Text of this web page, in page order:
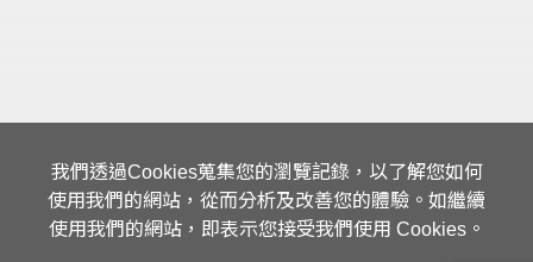
我們透過Cookies蒐集您的瀏覽記錄，以了解您如何
使用我們的網站，從而分析及改善您的體驗。如繼續
使用我們的網站，即表示您接受我們使用 Cookies。